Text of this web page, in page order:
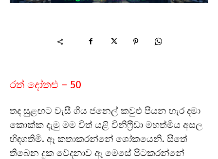
රත් දෝතළු – 50
තද සුළඟට වැසී ගිය ජනෙල් කවුළු පියන හැර දමා
කොක්ක දැමු මම විත් යළි විනිෆ්‍රීඩා මහත්මිය අසල
හිඳගතිමි. ඈ කතාකරන්නේ ශෝකයෙනි. සිතේ
තිබෙන දුක වේදනාව ඈ මෙසේ පිටකරන්නේ